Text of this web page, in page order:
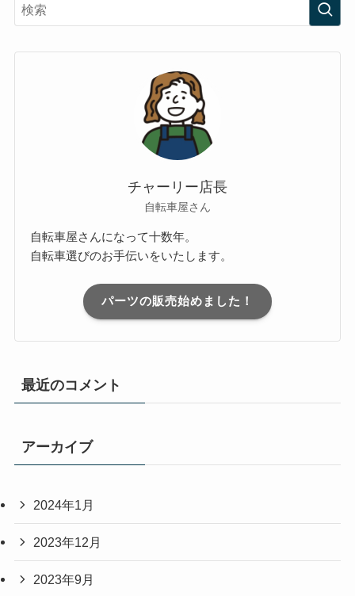
チャーリー店長
自転車屋さん
自転車屋さんになって十数年。
自転車選びのお手伝いをいたします。
パーツの販売始めました！
最近のコメント
アーカイブ
2024年1月
2023年12月
2023年9月